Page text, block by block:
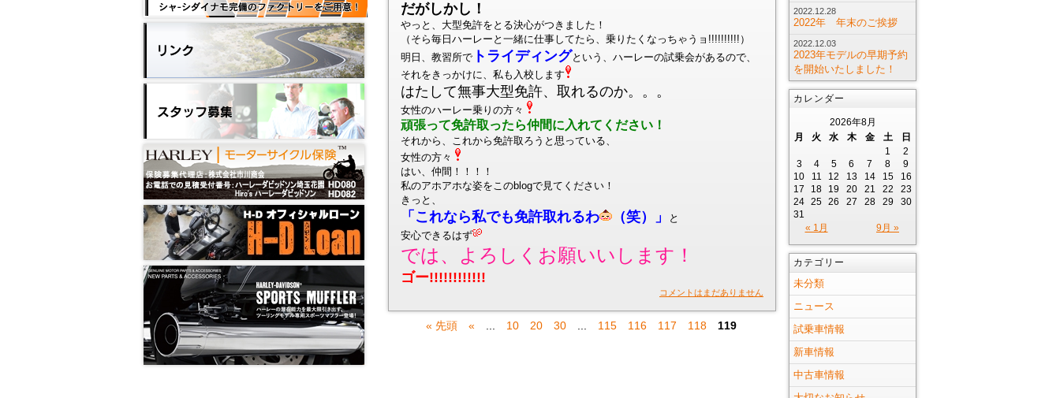
だがしかし！
やっと、大型免許をとる決心がつきました！
（そら毎日ハーレーと一緒に仕事してたら、乗りたくなっちゃうョ!!!!!!!!!!）
明日、教習所で トライディングという、ハーレーの試乗会があるので、
それをきっかけに、私も入校します
はたして無事大型免許、取れるのか。。。
女性のハーレー乗りの方々
頑張って免許取ったら仲間に入れてください！
それから、これから免許取ろうと思っている、
女性の方々
はい、仲間！！！！
私のアホアホな姿をこのblogで見てください！
きっと、
「これなら私でも免許取れるわ （笑）」
と
安心できるはず
では、よろしくお願いいします！
ゴー!!!!!!!!!!!!
コメントはまだありません
« 先頭 « 10 20 30 115 116 117 118 119
2022.12.28
2022年 年末のご挨拶
2022.12.03
2023年モデルの早期予約
を開始いたしました！
カレンダー
2026年8月
月
火 水 木 金 土 日
« 1月 9月 »
1
2
3
4 5 6 7 8
9
10
11 12 13 14 15
16
17
18 19 20 21 22
23
24 25 26 27 28 29
30
31
カテゴリー
未分類
ニュース
試乗車情報
新車情報
中古車情報